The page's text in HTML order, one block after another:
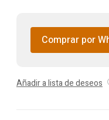
Comprar por
Añadir a lista de deseos